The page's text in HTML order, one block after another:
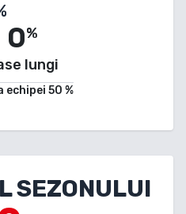
0%
lungi
echipei 50 %
SEZONULUI